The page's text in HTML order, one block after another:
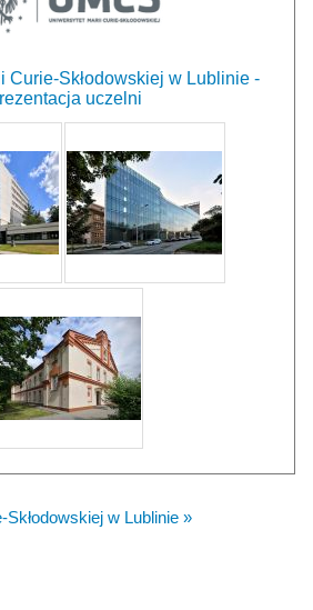
Curie-Skłodowskiej w Lublinie -
uczelni
w Lublinie »